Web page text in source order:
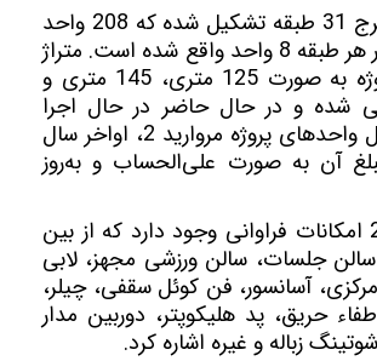
این پروژه از یک برج 31 طبقه تشکیل شده که 208 واحد
مسکونی دارد و در هر طبقه 8 واحد واقع شده است. متراژ
واحدهای این پروژه به صورت 125 متری، 145 متری و
شده و در حال حاضر در حال اجرا
است. موعد تحویل واحدهای پروژه مروارید 2، اواخر سال
مبلغ آن به صورت علی‌الحساب و به‌روز
در پروژه مروارید 2 امکانات فراوانی وجود دارد که از بین
جلسات، سالن ورزشی مجهز، لابی
آسانسور، فن کوئل سقفی، چیلر،
حریق، پد هلیکوپتر، دوربین مدار
زباله و غیره اشاره کرد.